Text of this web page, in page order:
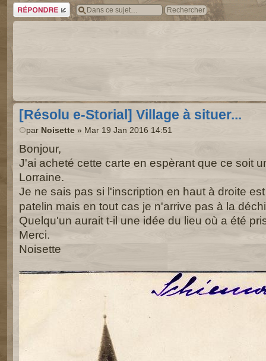
Répondre
[Résolu e-Storial] Village à situer...
par Noisette » Mar 19 Jan 2016 14:51
Bonjour,
J'ai acheté cette carte en espèrant que ce soit
Lorraine.
Je ne sais pas si l'inscription en haut à droite
patelin mais en tout cas je n'arrive pas à la
Quelqu'un aurait t-il une idée du lieu où a été
Merci.
Noisette